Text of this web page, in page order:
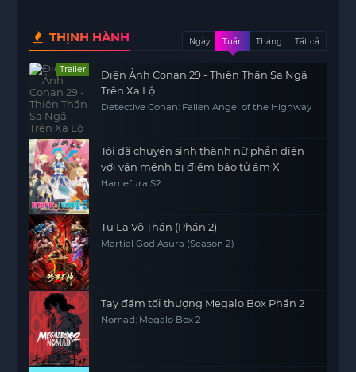
THỊNH HÀNH Ngày Tuần Tháng Tất cả
Trailer
Điện Ảnh Conan 29 - Thiên Thần Sa Ngã
Trên Xa Lộ
Detective Conan: Fallen Angel of the Highway
Tôi đã chuyển sinh thành nữ phản diện
với vận mệnh bị điềm báo tử ám X
Hamefura S2
Tu La Võ Thần (Phần 2)
Martial God Asura (Season 2)
Tay đấm tối thượng Megalo Box Phần 2
Nomad: Megalo Box 2